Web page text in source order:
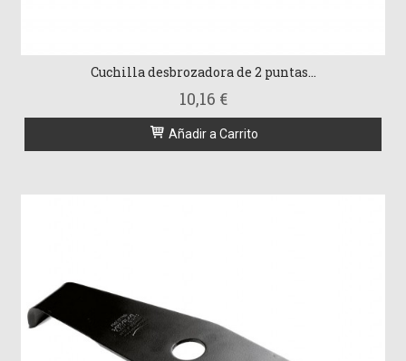
Cuchilla desbrozadora de 2 puntas...
10,16 €
Añadir a Carrito